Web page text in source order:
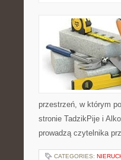
przestrzeń, w którym
stronie TadzikPije i
prowadzą czytelnika
CATEGORIES: